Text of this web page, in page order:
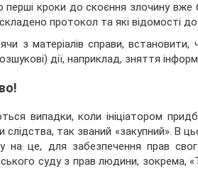
кроки до скоєння злочину вже
протокол та які відомості
з матеріалів справи, встановити,
дії, наприклад, зняття
випадки, коли ініціатором
слідства, так званий «закупний». В
на це, для забезпечення прав
суду з прав людини, зокрема,